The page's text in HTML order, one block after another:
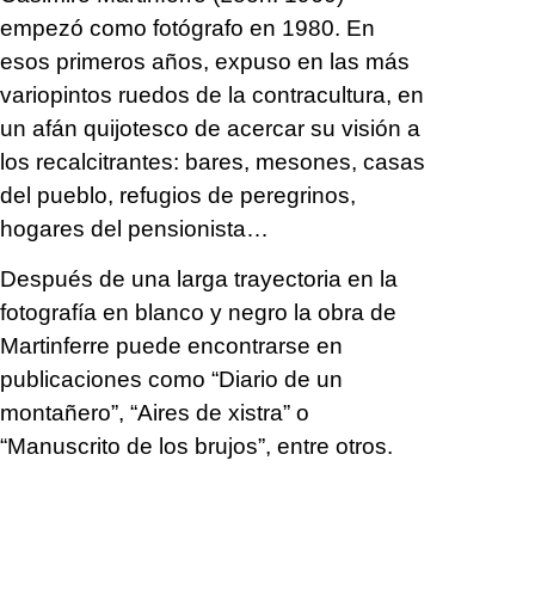
empezó como fotógrafo en 1980. En
esos primeros años, expuso en las más
variopintos ruedos de la contracultura, en
un afán quijotesco de acercar su visión a
los recalcitrantes: bares, mesones, casas
del pueblo, refugios de peregrinos,
hogares del pensionista…
Después de una larga trayectoria en la
fotografía en blanco y negro la obra de
Martinferre puede encontrarse en
publicaciones como “Diario de un
montañero”, “Aires de xistra” o
“Manuscrito de los brujos”, entre otros.